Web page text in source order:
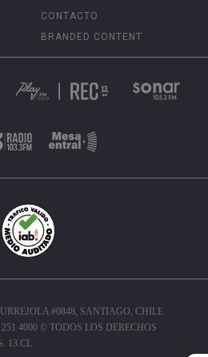
CONTACTO
BRANDED CONTENT
URREJOLA #0848, SANTIAGO, CHILE
251 4000 © TODOS LOS DERECHOS
13.CL